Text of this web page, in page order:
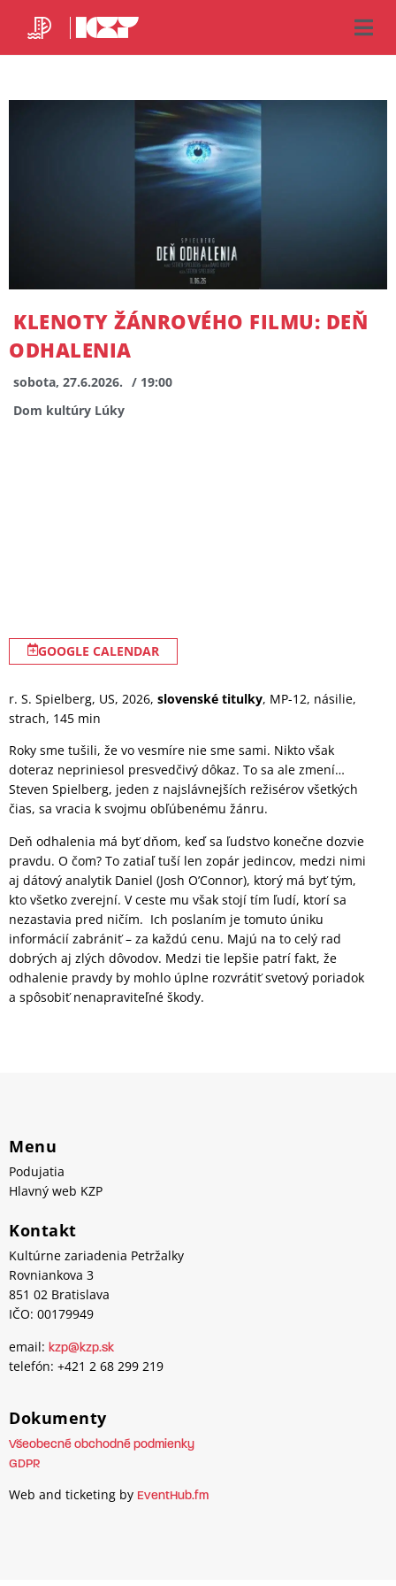
KLENOTY ŽÁNROVÉHO FILMU: DEŇ
ODHALENIA
sobota, 27.6.2026. / 19:00
Dom kultúry Lúky
GOOGLE CALENDAR
r. S. Spielberg, US, 2026, slovenské titulky, MP-12, násilie,
strach, 145 min
Roky sme tušili, že vo vesmíre nie sme sami. Nikto však
doteraz nepriniesol presvedčivý dôkaz. To sa ale zmení…
Steven Spielberg, jeden z najslávnejších režisérov všetkých
čias, sa vracia k svojmu obľúbenému žánru.
Deň odhalenia má byť dňom, keď sa ľudstvo konečne dozvie
pravdu. O čom? To zatiaľ tuší len zopár jedincov, medzi nimi
aj dátový analytik Daniel (Josh O’Connor), ktorý má byť tým,
kto všetko zverejní. V ceste mu však stojí tím ľudí, ktorí sa
nezastavia pred ničím. Ich poslaním je tomuto úniku
informácií zabrániť – za každú cenu. Majú na to celý rad
dobrých aj zlých dôvodov. Medzi tie lepšie patrí fakt, že
odhalenie pravdy by mohlo úplne rozvrátiť svetový poriadok
a spôsobiť nenapraviteľné škody.
Menu
Podujatia
Hlavný web KZP
Kontakt
Kultúrne zariadenia Petržalky
Rovniankova 3
851 02 Bratislava
IČO: 00179949
email: kzp@kzp.sk
telefón: +421 2 68 299 219
Dokumenty
Všeobecné obchodné podmienky
GDPR
Web and ticketing by EventHub.fm